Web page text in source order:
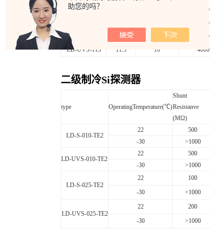
助您的吗？
LD-S-100 1000
1800
LD-
11.3 9000
LD-UVS-113 11.3 10 4000
二级制冷Si探测器
type OperatingTemperature(℃)
Shunt
Resistanve
(MΩ)
LD-S-010-TE2
22 500
-30
>1000
LD-UVS-010-TE2
22 500
-30
>1000
LD-S-025-TE2
22 100
-30
>1000
LD-UVS-025-TE2
22 200
-30
>1000